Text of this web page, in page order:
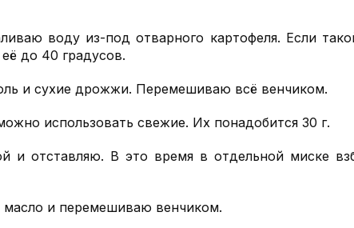
воду из-под отварного картофеля. Если
до 40 градусов.
и сухие дрожжи. Перемешиваю всё венчиком.
использовать свежие. Их понадобится 30 г.
и отставляю. В это время в отдельной миске
масло и перемешиваю венчиком.